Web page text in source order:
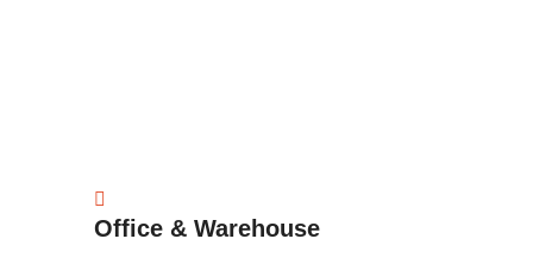
Office & Warehouse